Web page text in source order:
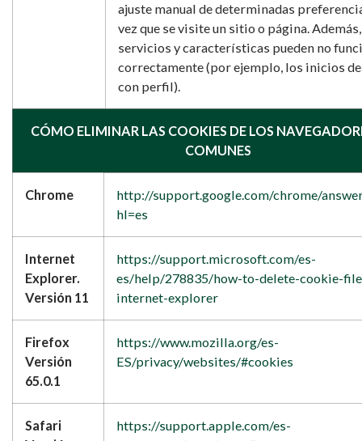
ajuste manual de determinadas
vez que se visite un sitio o página.
servicios y características pueden no
correctamente (por ejemplo, los inicios
con perfil).
CÓMO ELIMINAR LAS COOKIES DE LOS
COMUNES
Chrome
http://support.google.com/chrome/
hl=es
Internet
Explorer.
Versión 11
https://support.microsoft.com/es-
es/help/278835/how-to-delete-cookie-
internet-explorer
Firefox
Versión
65.0.1
https://www.mozilla.org/es-
ES/privacy/websites/#cookies
Safari
https://support.apple.com/es-